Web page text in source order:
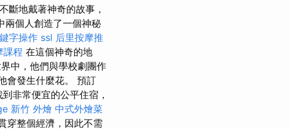
斷地戴著神奇的故事，
兩個人創造了一個神秘
字操作 ssl 后里按摩推
課程 在這個神奇的地
中，他們與學校劇團作
會發生什麼花。 預訂
非常便宜的公平住宿，
新竹 外燴 中式外燴菜
穿整個經濟，因此不需